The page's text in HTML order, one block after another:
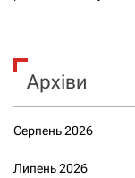
Архіви
Серпень 2026
Липень 2026